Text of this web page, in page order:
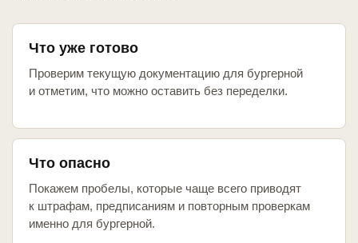
Что уже готово
Проверим текущую документацию для бургерной
и отметим, что можно оставить без переделки.
Что опасно
Покажем пробелы, которые чаще всего приводят
к штрафам, предписаниям и повторным проверкам
именно для бургерной.